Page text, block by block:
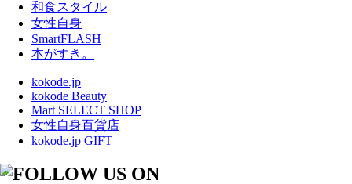
和食スタイル
女性自身
SmartFLASH
本がすき。
kokode.jp
kokode Beauty
Mart SELECT SHOP
女性自身百貨店
kokode.jp GIFT